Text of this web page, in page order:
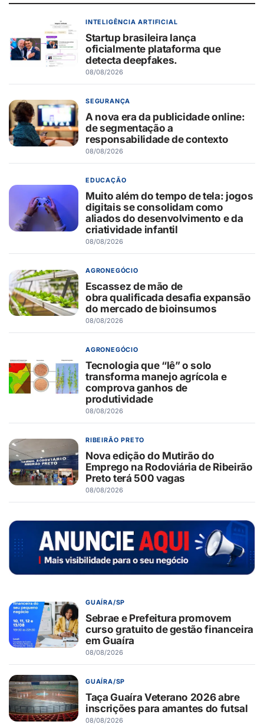
INTELIGÊNCIA ARTIFICIAL
Startup brasileira lança
oficialmente plataforma que
detecta deepfakes.
08/08/2026
SEGURANÇA
A nova era da publicidade online:
de segmentação a
responsabilidade de contexto
08/08/2026
EDUCAÇÃO
Muito além do tempo de tela: jogos
digitais se consolidam como
aliados do desenvolvimento e da
criatividade infantil
08/08/2026
AGRONEGÓCIO
Escassez de mão de
obra qualificada desafia expansão
do mercado de bioinsumos
08/08/2026
AGRONEGÓCIO
Tecnologia que “lê” o solo
transforma manejo agrícola e
comprova ganhos de
produtividade
08/08/2026
RIBEIRÃO PRETO
Nova edição do Mutirão do
Emprego na Rodoviária de Ribeirão
Preto terá 500 vagas
08/08/2026
GUAÍRA/SP
Sebrae e Prefeitura promovem
curso gratuito de gestão financeira
em Guaíra
08/08/2026
GUAÍRA/SP
Taça Guaíra Veterano 2026 abre
inscrições para amantes do futsal
08/08/2026